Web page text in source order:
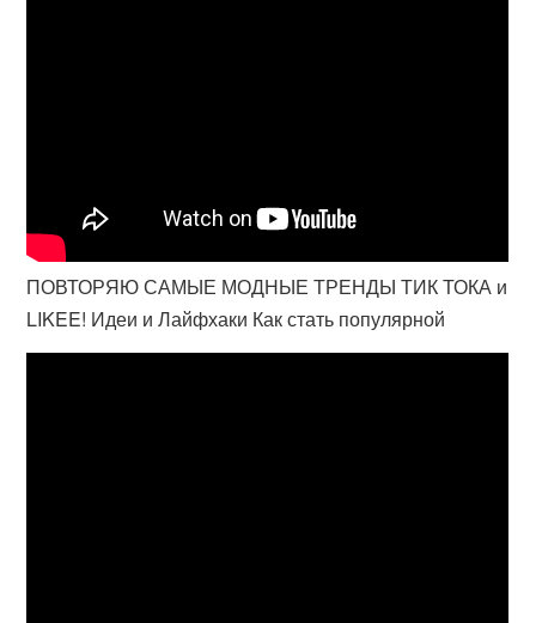
ПОВТОРЯЮ САМЫЕ МОДНЫЕ ТРЕНДЫ ТИК ТОКА и
LIKEE! Идеи и Лайфхаки Как стать популярной